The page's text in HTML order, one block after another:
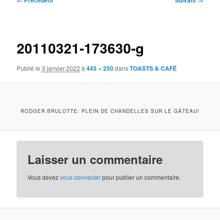
20110321-173630-g
Publié le3 janvier 2022 à445 × 250dansTOASTS & CAFÉ
RODGER BRULOTTE: PLEIN DE CHANDELLES SUR LE GÂTEAU!
Laisser un commentaire
Vous devezvous connecterpour publier un commentaire.